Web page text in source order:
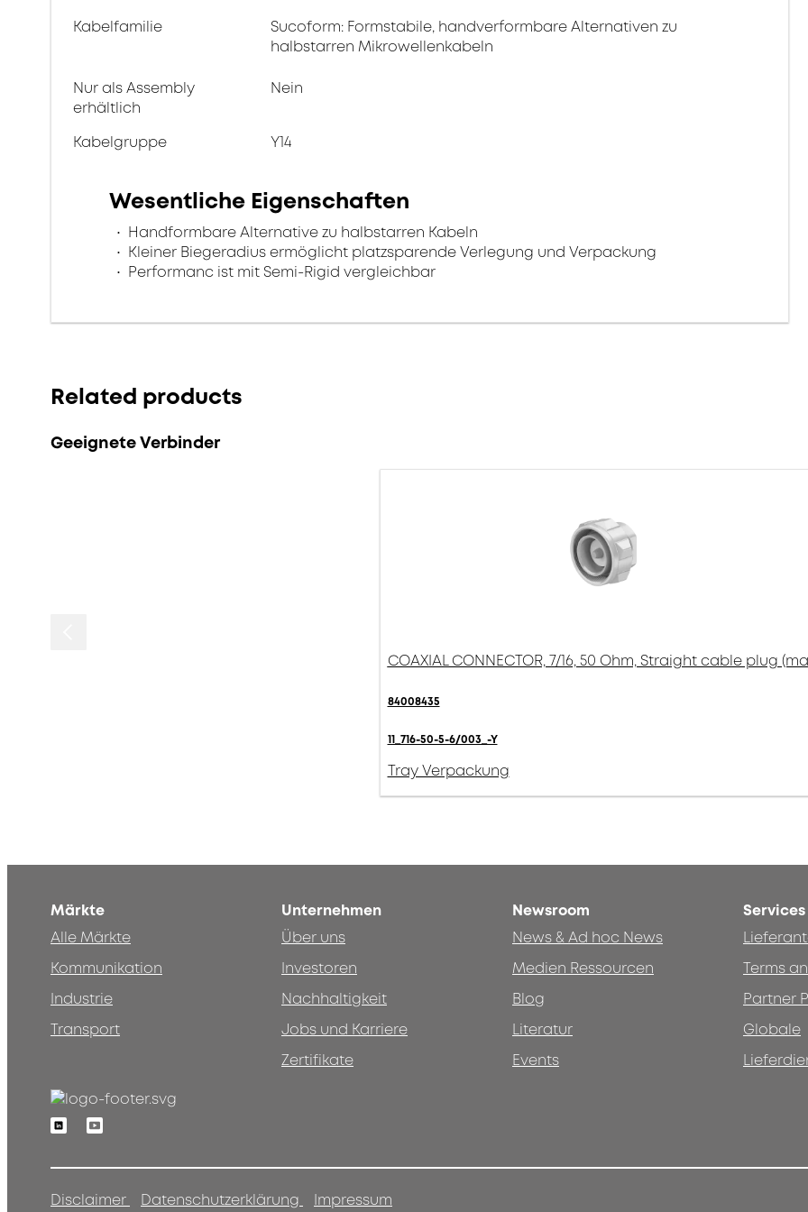
Kabelfamilie
Sucoform: Formstabile, handverformbare Alternativen zu
halbstarren Mikrowellenkabeln
Nur als Assembly
erhältlich
Nein
Kabelgruppe Y14
Wesentliche Eigenschaften
Handformbare Alternative zu halbstarren Kabeln
Kleiner Biegeradius ermöglicht platzsparende Verlegung und Verpackung
Performanc ist mit Semi-Rigid vergleichbar
Related products
Geeignete Verbinder
COAXIAL CONNECTOR, 7/16, 50 Ohm, Straight cable plug
84008435
11_716-50-5-6/003_-Y
Tray Verpackung
Märkte
Alle Märkte
Kommunikation
Industrie
Transport
Unternehmen
Über uns
Investoren
Nachhaltigkeit
Jobs und Karriere
Zertifikate
Newsroom
News & Ad hoc News
Medien Ressourcen
Blog
Literatur
Events
Services
Terms
Partner
Globale
LinkedinYoutube
Disclaimer Datenschutzerklärung Impressum